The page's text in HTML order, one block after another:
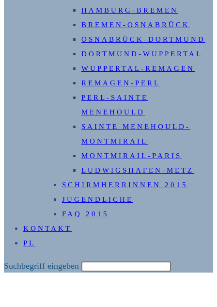
HAMBURG-BREMEN
BREMEN-OSNABRÜCK
OSNABRÜCK-DORTMUND
DORTMUND-WUPPERTAL
WUPPERTAL-REMAGEN
REMAGEN-PERL
PERL-SAINTE
MENEHOULD
SAINTE MENEHOULD-
MONTMIRAIL
MONTMIRAIL-PARIS
LUDWIGSHAFEN-METZ
SCHIRMHERRINNEN 2015
JUGENDLICHE
FAQ 2015
KONTAKT
PL
Diese
Suchbegriff eingeben